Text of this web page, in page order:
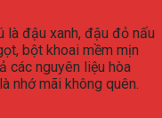
là đậu xanh, đậu đỏ nấu
bột khoai mềm mịn
các nguyên liệu hòa
nhớ mãi không quên.